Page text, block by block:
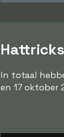
In totaal
en 17 oktober